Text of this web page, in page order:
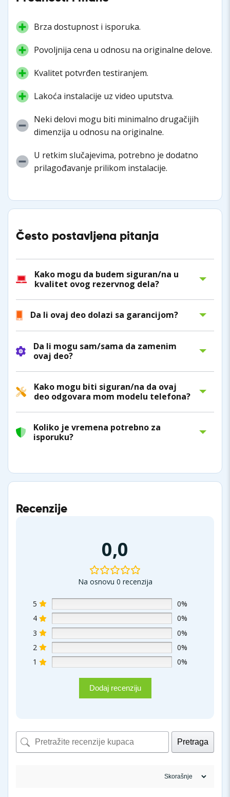
Brza dostupnost i isporuka.
Povoljnija cena u odnosu na originalne delove.
Kvalitet potvrđen testiranjem.
Lakoća instalacije uz video uputstva.
Neki delovi mogu biti minimalno drugačijih
dimenzija u odnosu na originalne.
U retkim slučajevima, potrebno je dodatno
prilagođavanje prilikom instalacije.
Često postavljena pitanja
Kako mogu da budem siguran/na u
kvalitet ovog rezervnog dela?
Da li ovaj deo dolazi sa garancijom?
Da li mogu sam/sama da zamenim
ovaj deo?
Kako mogu biti siguran/na da ovaj
deo odgovara mom modelu telefona?
Koliko je vremena potrebno za
isporuku?
Recenzije
0,0
Na osnovu 0 recenzija
5
0%
4
0%
3
0%
2
0%
1
0%
Dodaj recenziju
Pretraga